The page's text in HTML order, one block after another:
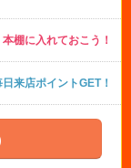
本棚に入れておこう！
日来店ポイントGET！